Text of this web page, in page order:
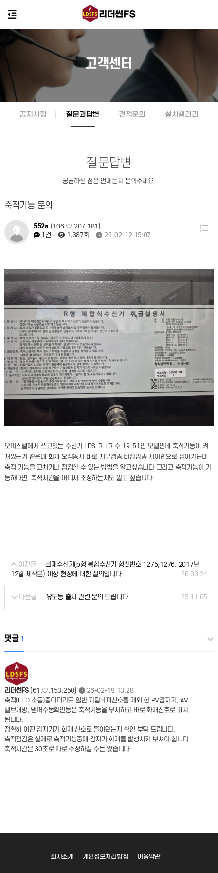
공지사항 질문과답변 견적문의 설치갤러리
고객센터
질문답변
궁금하신 점은 언제든지 문의주세요.
축적기능 문의
552a(106.♡.207.181)
1건
1,387회 26-02-12 15:07
오피스텔에서 쓰고있는 수신기 LDS-R-LR 수 19-51인 모델인데 축적기능이 켜
져있는거 같은데 화재 오작동시 바로 지구경종 비상방송 시이렌으로 넘어가는데
축적 기능을 고치거나 점검할 수 있는 방법을 알고싶습니다 그리고 축적기능이 가
능하다면 축적시간을 어디서 조정하는지도 알고 싶습니다.
이전글
화재수신기(p형 복합수신기 형싯번호 1275,1276. 2017년
12월 제작분) 이상 현상에 대한 질의입니다
26.03.24
다음글 유도등 출시 관련 문의 드립니다. 25.11.05
댓글1
리더썬FS (61.♡.153.250)
26-02-19 13:28
축적(LED 소등)중이더라도 일반 자탐화재신호를 제외 한 PV감지기, AV
밸브개방, 댐퍼수동확인등은 축적기능을 무시하고 바로 화재신호로 표시
됩니다.
정확히 어떤 감지기가 화재 신호로 들어왔는지 확인 부탁 드립니다.
축적점검은 실제로 축적기능중에 감지기 화재를 발생시켜 보셔야 합니다.
축적시간은 30초로 따로 수정하실 수는 없습니다.
회사소개 개인정보처리방침 이용약관